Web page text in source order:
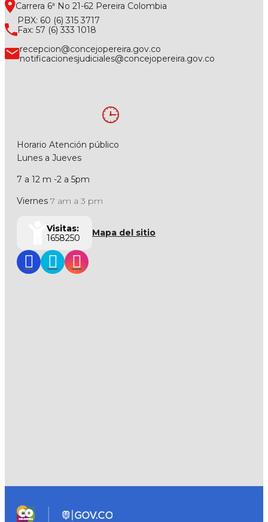
Carrera 6ª No 21-62 Pereira Colombia
PBX: 60 (6) 315 3717
Fax: 57 (6) 333 1018
recepcion@concejopereira.gov.co
notificacionesjudiciales@concejopereira.gov.co
Horario Atención público
Lunes a Jueves
7 a 12 m -2 a 5pm
Viernes 7 am a 3 pm
Visitas:
1658250
Mapa del sitio